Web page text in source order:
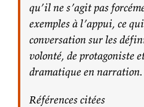
qu’il ne s’agit pas
exemples à l’appui, ce
conversation sur les
volonté, de protagoniste
dramatique en narration.
Références citées